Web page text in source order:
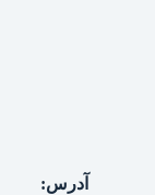
آدرس: